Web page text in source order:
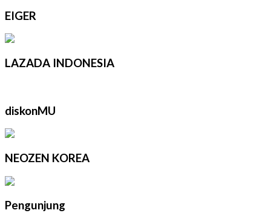
EIGER
LAZADA INDONESIA
diskonMU
NEOZEN KOREA
Pengunjung